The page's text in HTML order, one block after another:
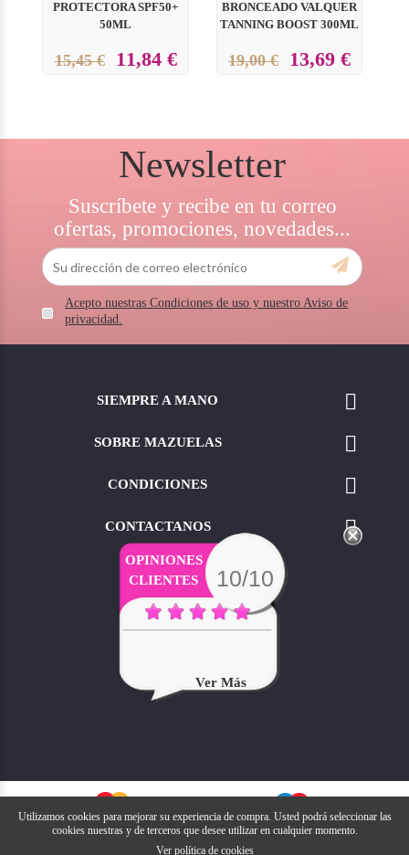
PROTECTORA SPF50+
50ML
15,45 € 11,84 €
BRONCEADO VALQUER
TANNING BOOST 300ML
19,00 € 13,69 €
Newsletter
Suscríbete y recibe en tu correo
ofertas, promociones, novedades...
Acepto nuestras Condiciones de uso y nuestro Aviso de
privacidad.
SIEMPRE A MANO 
SOBRE MAZUELAS 
CONDICIONES 
CONTACTANOS 
OPINIONES
CLIENTES
10/10
Ver Más
Utilizamos cookies para mejorar su experiencia de compra. Usted podrá seleccionar las
cookies nuestras y de terceros que desee utilizar en cualquier momento.
Ver política de cookies